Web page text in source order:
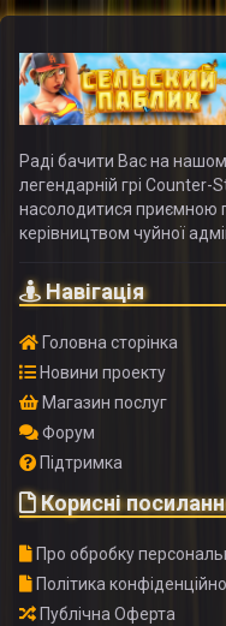
Раді бачити Вас на
легендарній грі
насолодитися приємною
керівництвом чуйної
Навігація
Головна сторінка
Новини проекту
Магазин послуг
Форум
Підтримка
Корисні
Про обробку
Політика
Публічна Оферта